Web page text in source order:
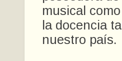
musical
la docencia
nuestro país.